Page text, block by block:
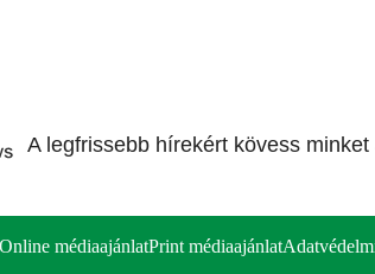
A legfrissebb hírekért kövess minket
Online médiaajánlatPrint médiaajánlat